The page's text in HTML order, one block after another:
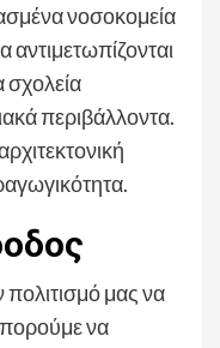
νοσοκομεία
αντιμετωπίζονται
περιβάλλοντα.
πολιτισμό μας να
να